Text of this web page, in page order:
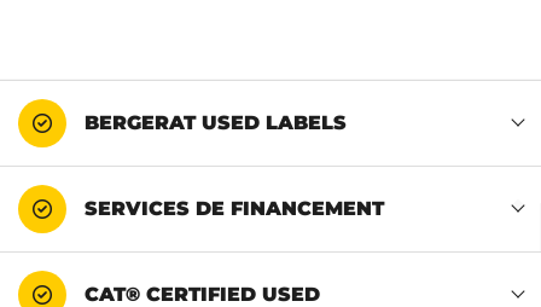
BERGERAT USED LABELS
SERVICES DE FINANCEMENT
CAT® CERTIFIED USED